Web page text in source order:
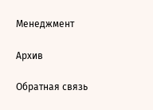
Менеджмент
Архив
Обратная связь